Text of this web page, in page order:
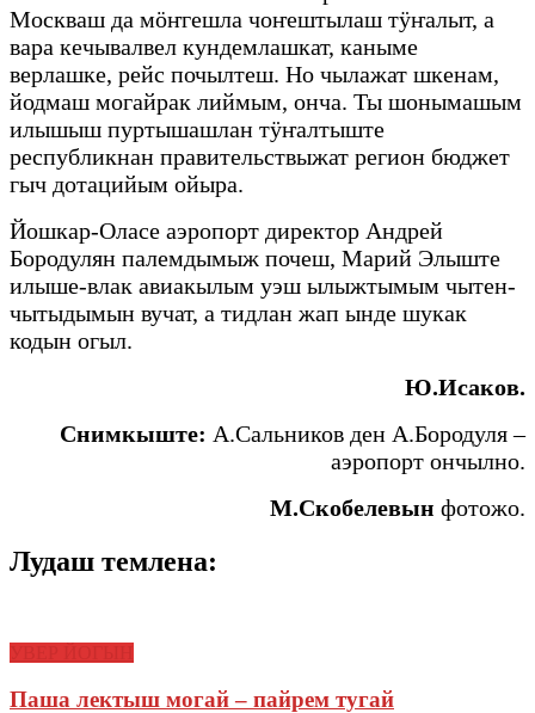
Москваш да мӧҥгешла чоҥештылаш тӱҥалыт, а
вара кечывалвел кундемлашкат, каныме
верлашке, рейс почылтеш. Но чылажат шкенам,
йодмаш могайрак лиймым, онча. Ты шонымашым
илышыш пуртышашлан тӱҥалтыште
республикнан правительствыжат регион бюджет
гыч дотацийым ойыра.
Йошкар-Оласе аэропорт директор Андрей
Бородулян палемдымыж почеш, Марий Элыште
илыше-влак авиакылым уэш ылыжтымым чытен-
чытыдымын вучат, а тидлан жап ынде шукак
кодын огыл.
Ю.Исаков.
Снимкыште: А.Сальников ден А.Бородуля –
аэропорт ончылно.
М.Скобелевын фотожо.
Лудаш темлена:
Паша лектыш могай – пайрем тугай